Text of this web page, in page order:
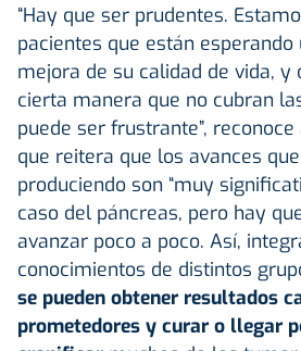
“Hay que ser prudentes.
pacientes que están esperando
mejora de su calidad de vida, y
cierta manera que no cubran
puede ser frustrante”,
que reitera que los avances
produciendo son “muy
caso del páncreas, pero hay
avanzar poco a poco. Así,
conocimientos de distintos
se pueden obtener resultados
prometedores y curar o llegar